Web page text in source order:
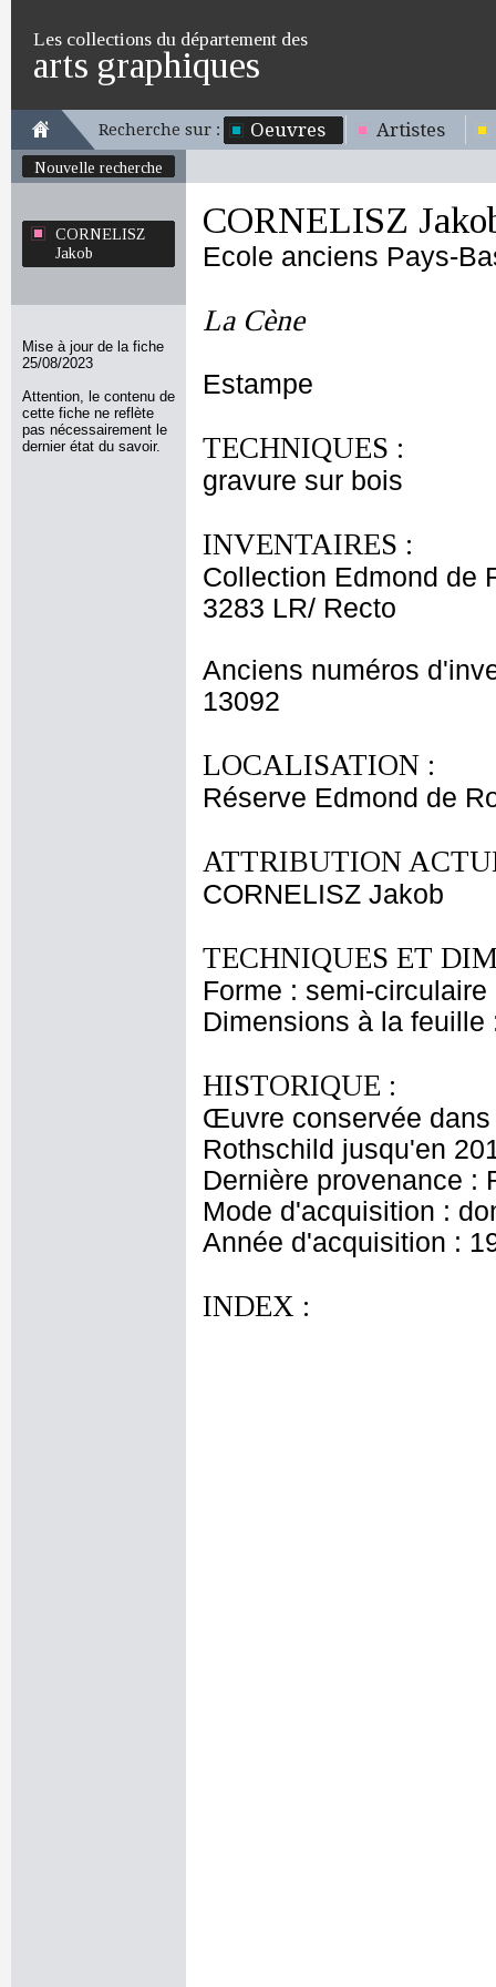
Les collections du département des
arts graphiques
Recherche sur : Oeuvres Artistes
Nouvelle recherche
CORNELISZ
Jakob
Mise à jour de la fiche
25/08/2023
Attention, le contenu de
cette fiche ne reflète
pas nécessairement le
dernier état du savoir.
CORNELISZ
Ecole anciens Pays-
La Cène
Estampe
TECHNIQUES :
gravure sur bois
INVENTAIRES :
Collection Edmond de
3283 LR/ Recto
Anciens numéros
13092
LOCALISATION :
Réserve Edmond de
ATTRIBUTION
CORNELISZ Jakob
TECHNIQUES ET
Forme : semi-circulaire
Dimensions à la
HISTORIQUE :
Œuvre conservée dans
Rothschild jusqu'en
Dernière provenance :
Mode d'acquisition :
Année d'acquisition :
INDEX :